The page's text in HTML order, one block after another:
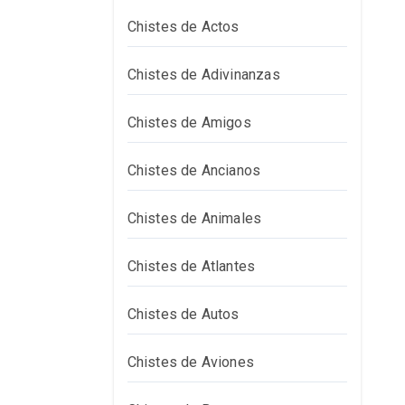
Chistes de Actos
Chistes de Adivinanzas
Chistes de Amigos
Chistes de Ancianos
Chistes de Animales
Chistes de Atlantes
Chistes de Autos
Chistes de Aviones